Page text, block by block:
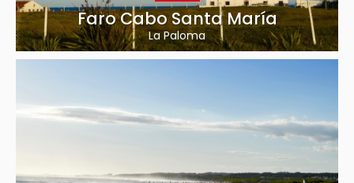
Faro Cabo Santa María
La Paloma